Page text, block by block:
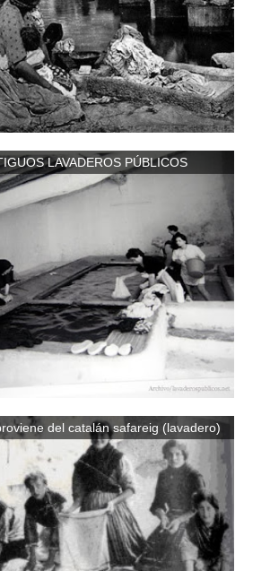
LAVADEROS PÚBLICOS
del catalán safareig (lavadero)